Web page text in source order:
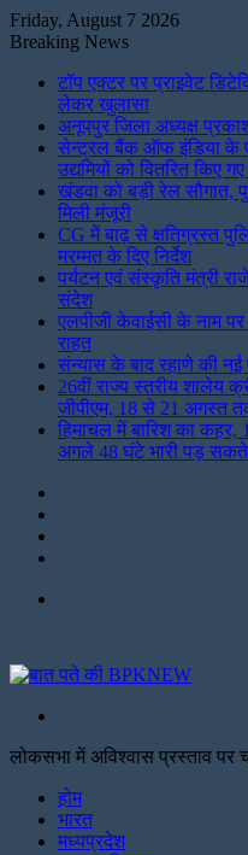
Friday, August 7 2026
Breaking News
टॉप एक्टर पर प्राइवेट
लेकर खुलासा
अनूपपुर जिला अध्यक्ष
सेन्ट्रल बैंक ऑफ इंडिया के
उद्यमियों को वितरित किए
खंडवा को बड़ी रेल सौगात,
मिली मंजूरी
CG में बाढ़ से क्षतिग्रस्त
मरम्मत के दिए निर्देश
पर्यटन एवं संस्कृति मंत्री
संदेश
एलपीजी केवाईसी के नाम
राहत
संन्यास के बाद रहाणे की नई
26वीं राज्य स्तरीय शालेय
जीपीएम, 18 से 21 अगस्त
हिमाचल में बारिश का
अगले 48 घंटे भारी पड़
लोकसभा में अविश्वास प्रस्ताव पर
होम
भारत
मध्यप्रदेश